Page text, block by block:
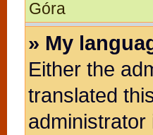
Góra
» My
Either the
translated